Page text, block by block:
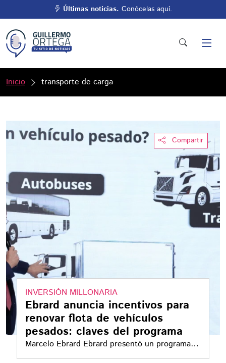
Últimas noticias. Conócelas aquí.
Inicio transporte de carga
Compartir
INVERSIÓN MILLONARIA
Ebrard anuncia incentivos para
renovar flota de vehículos
pesados: claves del programa
Marcelo Ebrard Ebrard presentó un programa
de incentivos fiscales para renovar la flota de